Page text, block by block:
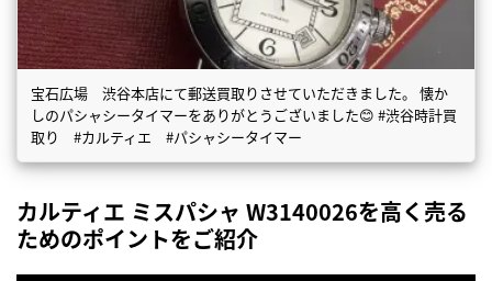
宝石広場 渋谷本店にて郵送買取りさせていただきました。 懐か
しのパシャシータイマーをありがとうございました😊 #渋谷時計買
取り #カルティエ #パシャシータイマー
カルティエ ミスパシャ W3140026を高く売る
ためのポイントをご紹介